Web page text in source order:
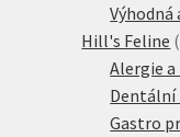
Hill's Feline
Alergie
Dentální
Gastro